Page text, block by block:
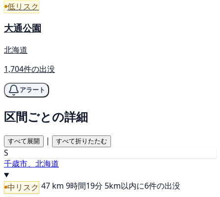
低リスク
大通公園
北海道
1,704件の出没
アラート
区間ごとの詳細
すべて展開 | すべて折りたたむ
S
千歳市、北海道
中リスク 47 km 9時間19分 5km以内に6件の出没